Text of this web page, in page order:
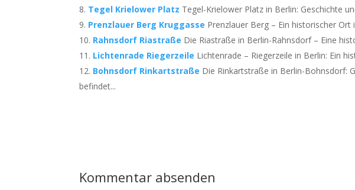
Tegel Krielower Platz Tegel-Krielower Platz in Berlin: Geschichte
Prenzlauer Berg Kruggasse Prenzlauer Berg – Ein historischer Ort
Rahnsdorf Riastraße Die Riastraße in Berlin-Rahnsdorf – Eine
Lichtenrade Riegerzeile Lichtenrade – Riegerzeile in Berlin: Ein
Bohnsdorf Rinkartstraße Die Rinkartstraße in Berlin-Bohnsdorf:
befindet...
Kommentar absenden